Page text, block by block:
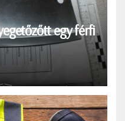
egy férfi